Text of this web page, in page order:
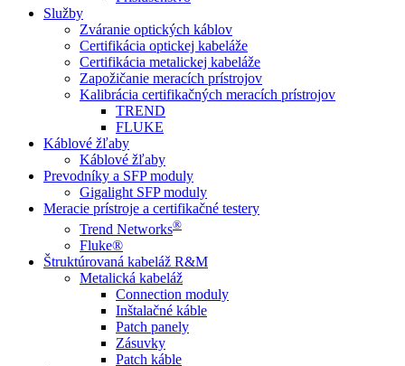
Služby
Zváranie optických káblov
Certifikácia optickej kabeláže
Certifikácia metalickej kabeláže
Zapožičanie meracích prístrojov
Kalibrácia certifikačných meracích prístrojov
TREND
FLUKE
Káblové žľaby
Káblové žľaby
Prevodníky a SFP moduly
Gigalight SFP moduly
Meracie prístroje a certifikačné testery
Trend Networks®
Fluke®
Štruktúrovaná kabeláž R&M
Metalická kabeláž
Connection moduly
Inštalačné káble
Patch panely
Zásuvky
Patch káble